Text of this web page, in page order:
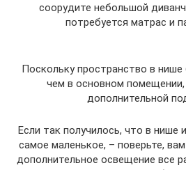
соорудите небольшой
потребуется матрас и
Поскольку пространство в
чем в основном
дополнительной
Если так получилось, что в нише
самое маленькое, – поверьте,
дополнительное освещение все